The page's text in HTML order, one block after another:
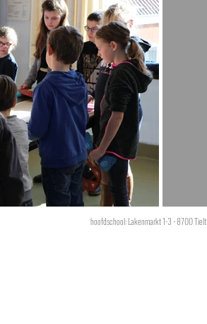
hoofdschool:Lakenmarkt 1-3 - 8700 Tielt